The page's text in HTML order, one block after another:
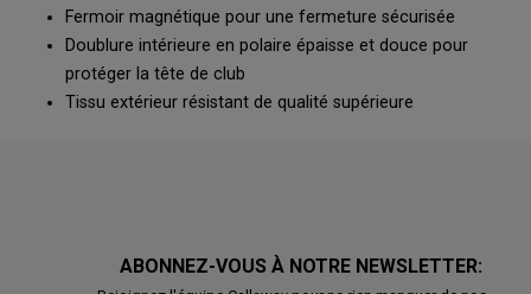
Fermoir magnétique pour une fermeture sécurisée
Doublure intérieure en polaire épaisse et douce pour
protéger la tête de club
Tissu extérieur résistant de qualité supérieure
ABONNEZ-VOUS À NOTRE NEWSLETTER: